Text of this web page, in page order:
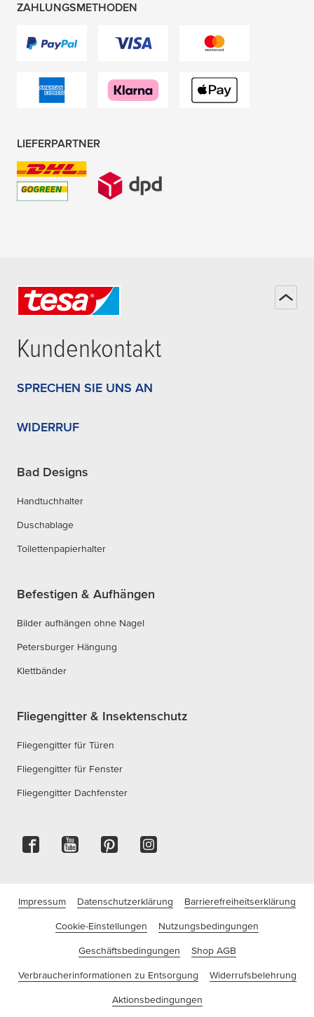
ZAHLUNGSMETHODEN
LIEFERPARTNER
Kundenkontakt
SPRECHEN SIE UNS AN
WIDERRUF
Bad Designs
Handtuchhalter
Duschablage
Toilettenpapierhalter
Befestigen & Aufhängen
Bilder aufhängen ohne Nagel
Petersburger Hängung
Klettbänder
Fliegengitter & Insektenschutz
Fliegengitter für Türen
Fliegengitter für Fenster
Fliegengitter Dachfenster
Impressum Datenschutzerklärung Barrierefreiheitserklärung
Cookie-Einstellungen Nutzungsbedingungen
Geschäftsbedingungen Shop AGB
Verbraucherinformationen zu Entsorgung Widerrufsbelehrung
Aktionsbedingungen